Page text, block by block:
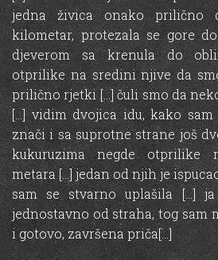
jedna živica onako prilično
kilometar, protezala se gore
djeverom sa krenula do
otprilike na sredini njive da
prilično rjetki […] čuli smo da
[…] vidim dvojica idu, kako
znači i sa suprotne strane još
kukuruzima negde otprilike
metara […] jedan od njih je
sam se stvarno uplašila […]
jednostavno od straha, tog sam
i gotovo, završena priča[…]